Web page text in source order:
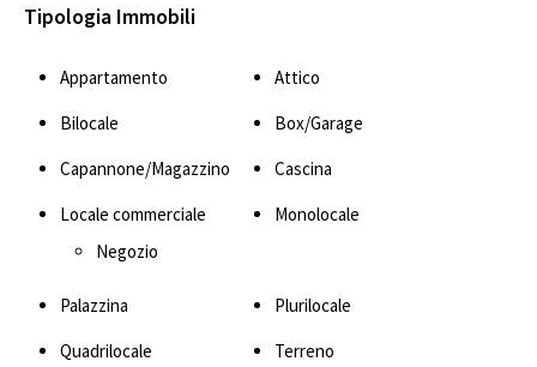
Tipologia Immobili
Appartamento
Attico
Bilocale
Box/Garage
Capannone/Magazzino
Cascina
Locale commerciale
Negozio
Monolocale
Palazzina
Plurilocale
Quadrilocale
Terreno